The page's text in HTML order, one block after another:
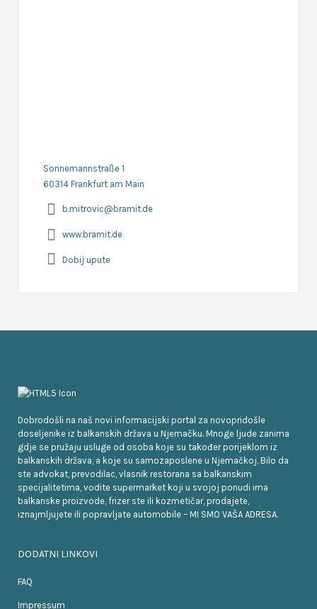
Sonnemannstraße 1
60314 Frankfurt am Main
b.mitrovic@bramit.de
www.bramit.de
Dobij upute
Dobrodošli na naš novi informacijski portal za novopridošle
doseljenike iz balkanskih država u Njemačku. Mnoge ljude zanima
gdje se pružaju usluge od osoba koje su također porijeklom iz
balkanskih država, a koje su samozaposlene u Njemačkoj. Bilo da
ste advokat, prevodilac, vlasnik restorana sa balkanskim
specijalitetima, vodite supermarket koji u svojoj ponudi ima
balkanske proizvode, frizer ste ili kozmetičar, prodajete,
iznajmljujete ili popravljate automobile – MI SMO VAŠA ADRESA.
DODATNI LINKOVI
FAQ
Impressum